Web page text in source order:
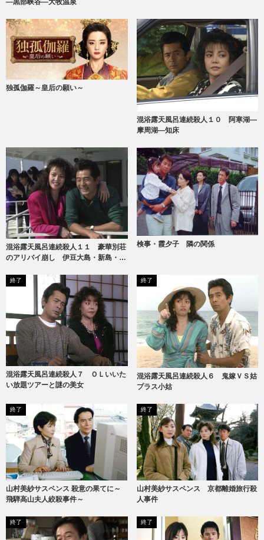
―黒部峡谷―大牧温泉
独孤伽羅～皇后の願い～
混浴露天風呂連続殺人１０ 阿寒湖―
摩周湖―知床
混浴露天風呂連続殺人１１ 豪華別荘
のアリバイ崩し 伊豆大島・新島・式
検事・霞夕子 隣の関係
終了
混浴露天風呂連続殺人７ ＯＬいいた
い放題ツアーと謎の美女
終了
混浴露天風呂連続殺人６ 鬼嫁ＶＳ姑
プラス小姑
終了
山村美紗サスペンス 殺意の果てに～
飛騨高山夫人絞殺事件～
終了
山村美紗サスペンス 京都離婚旅行殺
人事件
終了 終了